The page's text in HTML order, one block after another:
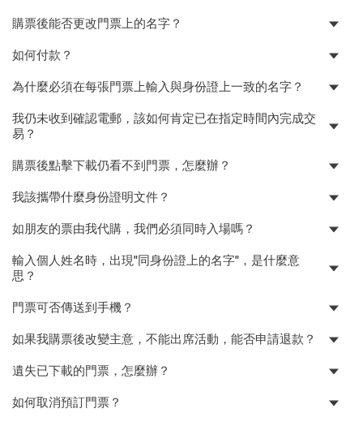
購票後能否更改門票上的名字？
如何付款？
為什麼必須在每張門票上輸入與身份證上一致的名字？
我仍未收到確認電郵，該如何肯定已在指定時間內完成交
易？
購票後點擊下載仍看不到門票，怎麼辦？
我該攜帶什麼身份證明文件？
如朋友的票由我代購，我們必須同時入場嗎？
輸入個人姓名時，出現"同身份證上的名字"，是什麼意
思？
門票可否傳送到手機？
如果我購票後改變主意，不能出席活動，能否申請退款？
遺失已下載的門票，怎麼辦？
如何取消預訂門票？